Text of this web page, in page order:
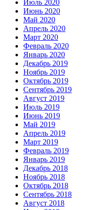
Июль 2020
Июнь 2020
Май 2020
Апрель 2020
Март 2020
Февраль 2020
Январь 2020
Декабрь 2019
Ноябрь 2019
Октябрь 2019
Сентябрь 2019
Август 2019
Июль 2019
Июнь 2019
Май 2019
Апрель 2019
Март 2019
Февраль 2019
Январь 2019
Декабрь 2018
Ноябрь 2018
Октябрь 2018
Сентябрь 2018
Август 2018